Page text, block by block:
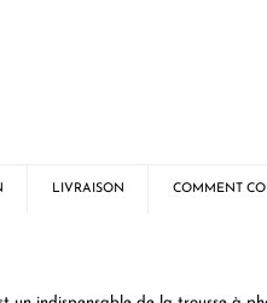
LIVRAISON COMMENT